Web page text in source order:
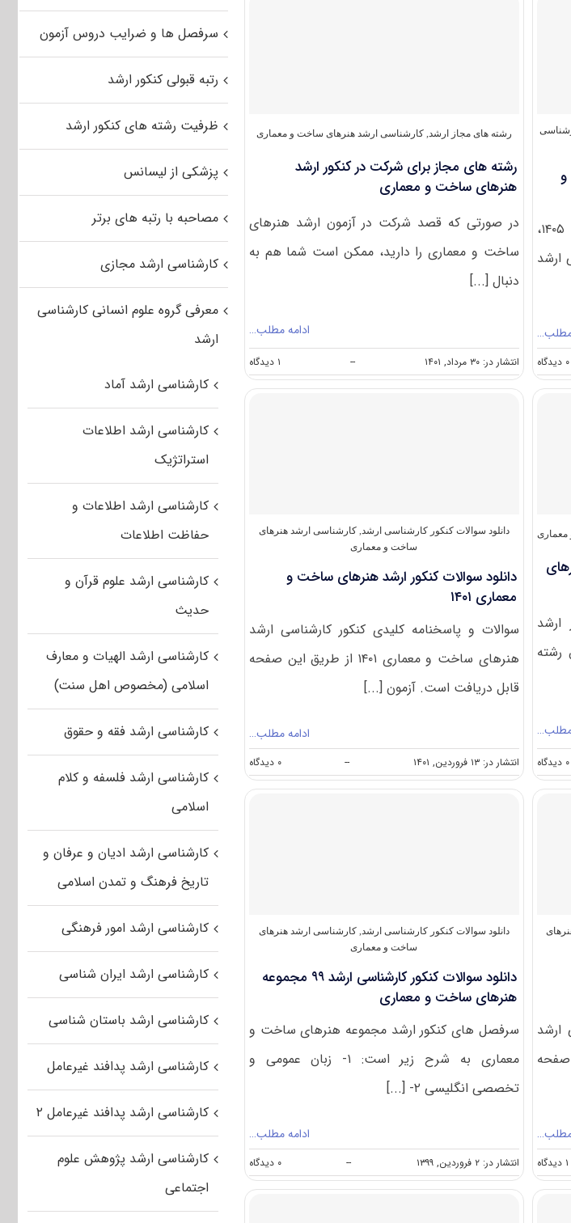
بر اساس دفترچه آزمون کارشناسی ارشد ۱۴۰۵،
ارشد
مطلب…
۰ دیدگاه
گرایش
های
رشته های مجاز ارشد,کارشناسی ارشد هنرهای ساخت و معماری
رشته های مجاز برای شرکت در کنکور ارشد
هنرهای ساخت و معماری
در صورتی که قصد شرکت در آزمون ارشد هنرهای
ساخت و معماری را دارید، ممکن است شما هم به
دنبال [...]
ادامه مطلب…
انتشار در: ۳۰ مرداد, ۱۴۰۱ -- ۱ دیدگاه
on
رشته
های
ارشد
رشته
مطلب…
۰ دیدگاه
درصد
و
معماری
دانلود سوالات کنکور کارشناسی ارشد,کارشناسی ارشد هنرهای
ساخت و معماری
دانلود سوالات کنکور ارشد هنرهای ساخت و
معماری ۱۴۰۱
سوالات و پاسخنامه کلیدی کنکور کارشناسی ارشد
هنرهای ساخت و معماری ۱۴۰۱ از طریق این صفحه
قابل دریافت است. آزمون [...]
ادامه مطلب…
انتشار در: ۱۳ فروردین, ۱۴۰۱ -- ۰ دیدگاه
on
دانلود
سوالات
ارشد
این صفحه
مطلب…
۱ دیدگاه
دانلود
سوالات
دانلود سوالات کنکور کارشناسی ارشد,کارشناسی ارشد هنرهای
ساخت و معماری
دانلود سوالات کنکور کارشناسی ارشد ۹۹ مجموعه
هنرهای ساخت و معماری
سرفصل های کنکور ارشد مجموعه هنرهای ساخت و
معماری به شرح زیر است: ۱- زبان عمومی و
تخصصی انگلیسی ۲- [...]
ادامه مطلب…
انتشار در: ۲ فروردین, ۱۳۹۹ -- ۰ دیدگاه
on
دانلود
سوالات
سرفصل ها و ضرایب دروس آزمون
رتبه قبولی کنکور ارشد
ظرفیت رشته های کنکور ارشد
پزشکی از لیسانس
مصاحبه با رتبه های برتر
کارشناسی ارشد مجازی
معرفی گروه علوم انسانی کارشناسی
ارشد
کارشناسی ارشد آماد
کارشناسی ارشد اطلاعات
استراتژیک
کارشناسی ارشد اطلاعات و
حفاظت اطلاعات
کارشناسی ارشد علوم قرآن و
حدیث
کارشناسی ارشد الهیات و معارف
اسلامی (مخصوص اهل سنت)
کارشناسی ارشد فقه و حقوق
کارشناسی ارشد فلسفه و کلام
اسلامی
کارشناسی ارشد ادیان و عرفان و
تاریخ فرهنگ و تمدن اسلامی
کارشناسی ارشد امور فرهنگی
کارشناسی ارشد ایران شناسی
کارشناسی ارشد باستان شناسی
کارشناسی ارشد پدافند غیرعامل
کارشناسی ارشد پدافند غیرعامل ۲
کارشناسی ارشد پژوهش علوم
اجتماعی